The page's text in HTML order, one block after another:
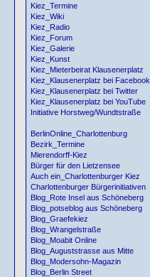
Kiez_Termine
Kiez_Wiki
Kiez_Radio
Kiez_Forum
Kiez_Galerie
Kiez_Kunst
Kiez_Mieterbeirat Klausenerplatz
Kiez_Klausenerplatz bei Facebook
Kiez_Klausenerplatz bei Twitter
Kiez_Klausenerplatz bei YouTube
Initiative Horstweg/Wundtstraße
BerlinOnline_Charlottenburg
Bezirk_Termine
Mierendorff-Kiez
Bürger für den Lietzensee
Auch ein_Charlottenburger Kiez
Charlottenburger Bürgerinitiativen
Blog_Rote Insel aus Schöneberg
Blog_potseblog aus Schöneberg
Blog_Graefekiez
Blog_Wrangelstraße
Blog_Moabit Online
Blog_Auguststrasse aus Mitte
Blog_Modersohn-Magazin
Blog_Berlin Street